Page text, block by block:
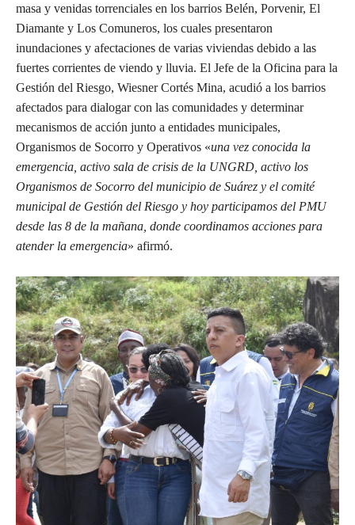
masa y venidas torrenciales en los barrios Belén, Porvenir, El
Diamante y Los Comuneros, los cuales presentaron
inundaciones y afectaciones de varias viviendas debido a las
fuertes corrientes de viendo y lluvia. El Jefe de la Oficina para la
Gestión del Riesgo, Wiesner Cortés Mina, acudió a los barrios
afectados para dialogar con las comunidades y determinar
mecanismos de acción junto a entidades municipales,
Organismos de Socorro y Operativos «una vez conocida la
emergencia, activo sala de crisis de la UNGRD, activo los
Organismos de Socorro del municipio de Suárez y el comité
municipal de Gestión del Riesgo y hoy participamos del PMU
desde las 8 de la mañana, donde coordinamos acciones para
atender la emergencia» afirmó.